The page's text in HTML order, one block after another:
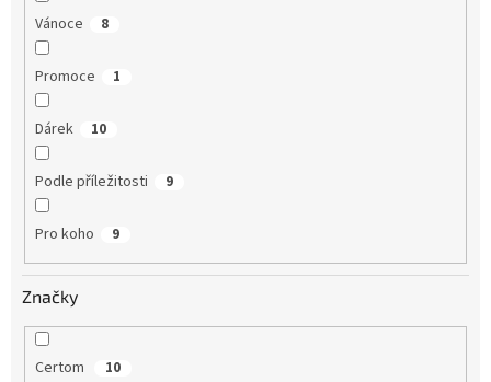
Vánoce 8
Promoce 1
Dárek 10
Podle příležitosti 9
Pro koho 9
Značky
Certom 10